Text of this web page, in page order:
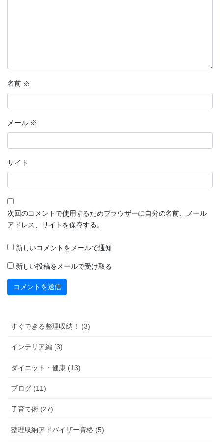
名前 ※
メール ※
サイト
次回のコメントで使用するためブラウザーに自分の名前、メール
アドレス、サイトを保存する。
新しいコメントをメールで通知
新しい投稿をメールで受け取る
すぐできる整理収納！ (3)
インテリア編 (3)
ダイエット・健康 (13)
ブログ (11)
子育て術 (27)
整理収納アドバイザー資格 (5)